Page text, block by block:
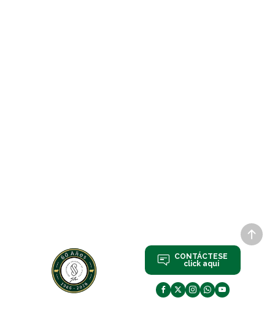
CONTÁCTESE
click aqui